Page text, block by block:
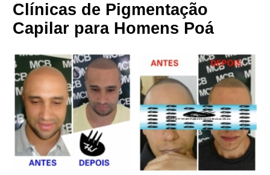
Clínicas de Pigmentação
Capilar para Homens Poá